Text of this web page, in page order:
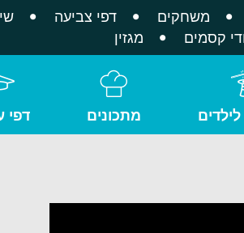
משחקים דפי צביעה
קסמים
מגזין
מתכונים דפי